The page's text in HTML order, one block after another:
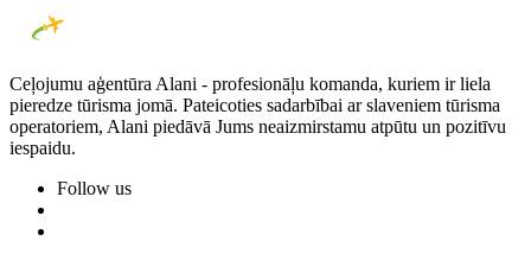
Ceļojumu aģentūra Alani - profesionāļu komanda, kuriem ir liela
pieredze tūrisma jomā. Pateicoties sadarbībai ar slaveniem tūrisma
operatoriem, Alani piedāvā Jums neaizmirstamu atpūtu un pozitīvu
iespaidu.
Follow us